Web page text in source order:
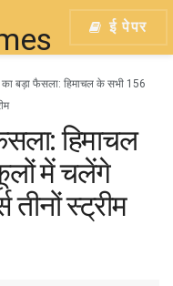
ई पेपर
बड़ा फैसला: हिमाचल के सभी 156
हिमाचल
में चलेंगे
स्ट्रीम